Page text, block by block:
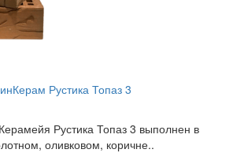
Рустика Топаз 3
Рустика Топаз 3 выполнен в
оливковом, коричне..